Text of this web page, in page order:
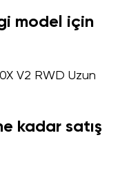
model için
V2 RWD Uzun
kadar satış